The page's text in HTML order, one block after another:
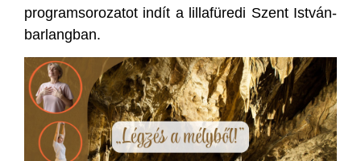
programsorozatot indít a lillafüredi Szent István-
barlangban.